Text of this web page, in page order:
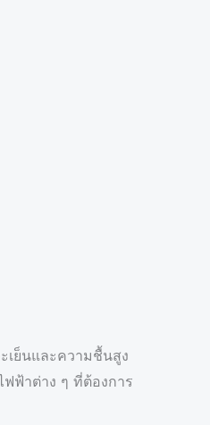
ย็นและความชื้นสูง
ฟ้าต่าง ๆ ที่ต้องการ